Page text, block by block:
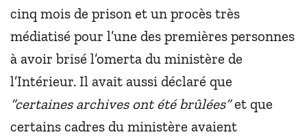
cinq mois de prison et un procès très
médiatisé pour l’une des premières personnes
à avoir brisé l’omerta du ministère de
l’Intérieur. Il avait aussi déclaré que
“certaines archives ont été brûlées”et que
certains cadres du ministère avaient